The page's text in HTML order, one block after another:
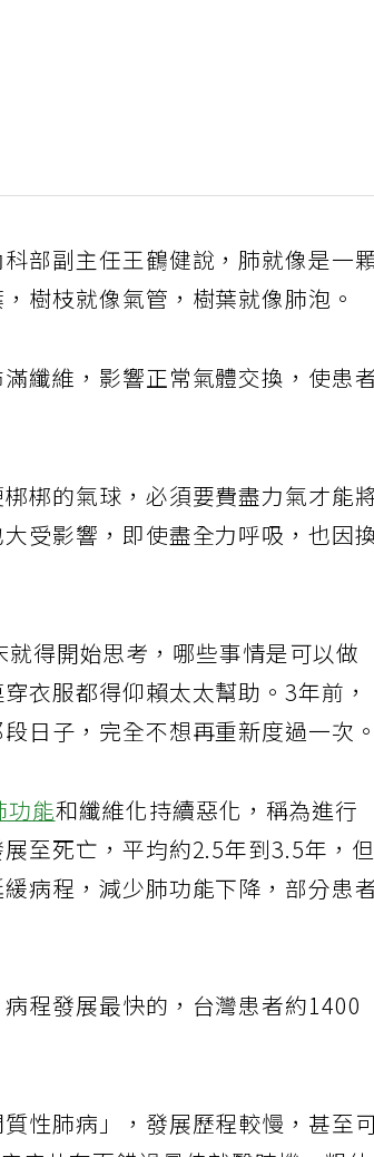
部副主任王鶴健說，肺就像是一
樹枝就像氣管，樹葉就像肺泡。
纖維，影響正常氣體交換，使患者
梆的氣球，必須要費盡力氣才能
受影響，即使盡全力呼吸，也因
得開始思考，哪些事情是可以做
衣服都得仰賴太太幫助。3年前，
日子，完全不想再重新度過一次。
功能和纖維化持續惡化，稱為進行
至死亡，平均約2.5年到3.5年，但
病程，減少肺功能下降，部分患者
程發展最快的，台灣患者約1400
性肺病」，發展歷程較慢，甚至可